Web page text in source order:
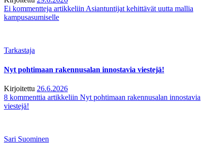
Ei kommentteja artikkeliin Asiantuntijat kehittävät uutta mallia
kampusasumiselle
Tarkastaja
Nyt pohtimaan rakennusalan innostavia viestejä!
Kirjoitettu 26.6.2026
8 kommenttia artikkeliin Nyt pohtimaan rakennusalan innostavia
viestejä!
Sari Suominen